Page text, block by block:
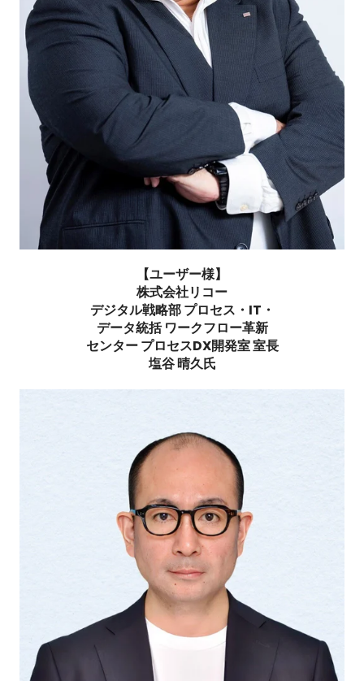
【ユーザー様】
株式会社リコー
デジタル戦略部 プロセス・IT・
データ統括 ワークフロー革新
センタープロセスDX開発室 室長
塩谷 晴久氏